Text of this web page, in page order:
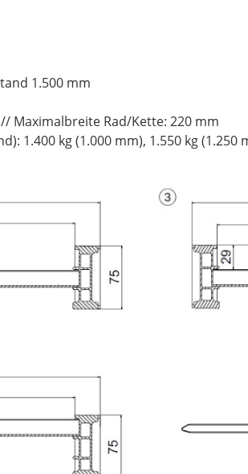
1.500 mm
Maximalbreite Rad/Kette: 220 mm
1.400 kg (1.000 mm), 1.550 kg (1.250